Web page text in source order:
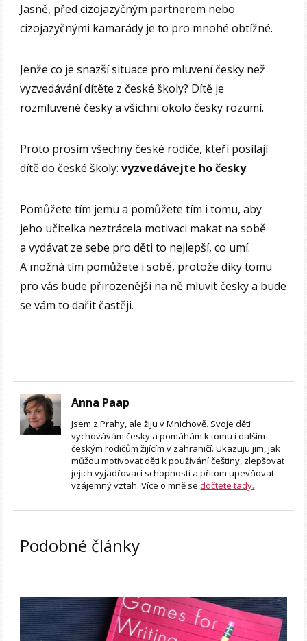
Jasně, před cizojazyčným partnerem nebo
cizojazyčnými kamarády je to pro mnohé obtížné.
Jenže co je snazší situace pro mluvení česky než
vyzvedávání dítěte z české školy? Dítě je
rozmluvené česky a všichni okolo česky rozumí.
Proto prosím všechny české rodiče, kteří posílají
dítě do české školy:vyzvedávejte ho česky.
Pomůžete tím jemu a pomůžete tím i tomu, aby
jeho učitelka neztrácela motivaci makat na sobě
a vydávat ze sebe pro děti to nejlepší, co umí.
A možná tím pomůžete i sobě, protože díky tomu
pro vás bude přirozenější na ně mluvit česky a bude
se vám to dařit častěji.
Anna Paap
Jsem z Prahy, ale žiju v Mnichově. Svoje děti
vychovávám česky a pomáhám k tomu i dalším
českým rodičům žijícím v zahraničí. Ukazuju jim, jak
můžou motivovat děti k používání češtiny, zlepšovat
jejich vyjadřovací schopnosti a přitom upevňovat
vzájemný vztah. Více o mně sedočtete tady.
Podobné články